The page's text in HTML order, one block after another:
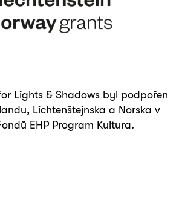
Lights & Shadows byl podpořen
Lichtenštejnska a Norska v
EHP Program Kultura.